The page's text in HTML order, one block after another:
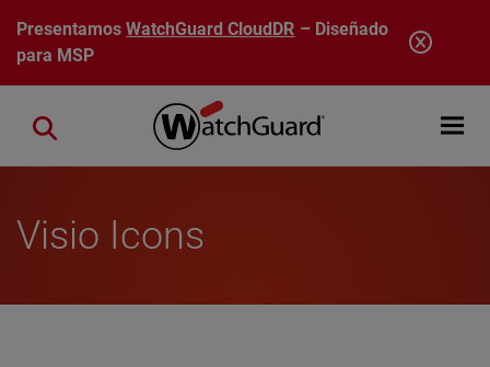
Pasar al contenido principal
PresentamosWatchGuard CloudDR – Diseñado
para MSP
Open
Close search
Visio Icons